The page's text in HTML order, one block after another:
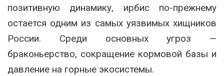
позитивную динамику, ирбис по-прежнему
остается одним из самых уязвимых хищников
России. Среди основных угроз —
браконьерство, сокращение кормовой базы и
давление на горные экосистемы.